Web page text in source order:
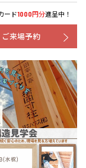
ード1000円分進呈中！
ご来場予約